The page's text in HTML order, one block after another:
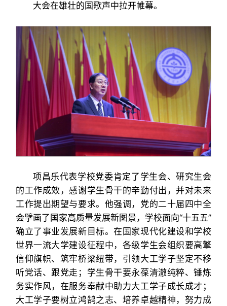
大会在雄壮的国歌声中拉开帷幕。
项昌乐代表学校党委肯定了学生会、研究生会
的工作成效，感谢学生骨干的辛勤付出，并对未来
工作提出期望与要求。他强调，党的二十届四中全
会擘画了国家高质量发展新图景，学校面向“十五五”
确立了事业发展新目标。在国家现代化建设和学校
世界一流大学建设征程中，各级学生会组织要高擎
信仰旗帜、筑牢桥梁纽带，引领大工学子坚定不移
听党话、跟党走；学生骨干要永葆清澈纯粹、锤炼
务实作风，在服务奉献中助力大工学子成长成才；
大工学子要树立鸿鹄之志、培养卓越精神，努力成